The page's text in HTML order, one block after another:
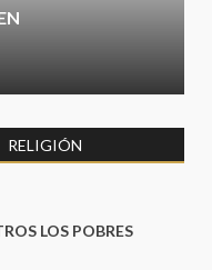
RELIGIÓN
LOS POBRES